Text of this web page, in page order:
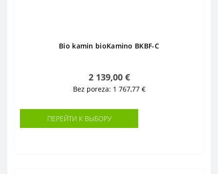
Bio kamin bioKamino BKBF-C
2 139,00 €
Bez poreza: 1 767,77 €
ПЕРЕЙТИ К ВЫБОРУ